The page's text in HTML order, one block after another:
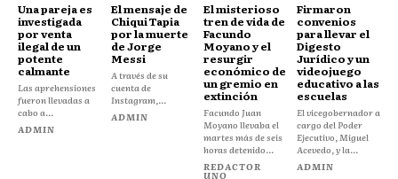
Una pareja es
investigada
por venta
ilegal de un
potente
calmante
Las aprehensiones
fueron llevadas a
cabo a...
ADMIN
El mensaje de
Chiqui Tapia
por la muerte
de Jorge
Messi
A través de su
cuenta de
Instagram,...
ADMIN
El misterioso
tren de vida de
Facundo
Moyano y el
resurgir
económico de
un gremio en
extinción
Facundo Juan
Moyano llevaba el
martes más de seis
horas detenido...
REDACTOR
UNO
Firmaron
convenios
para llevar el
Digesto
Jurídico y un
videojuego
educativo a las
escuelas
El vicegobernador a
cargo del Poder
Ejecutivo, Miguel
Acevedo, y la...
ADMIN